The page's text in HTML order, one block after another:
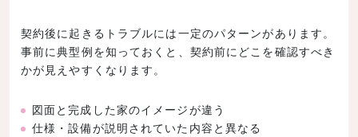
契約後に起きるトラブルには一定のパターンがあります。
事前に典型例を知っておくと、契約前にどこを確認すべき
かが見えやすくなります。
図面と完成した家のイメージが違う
仕様・設備が説明されていた内容と異なる